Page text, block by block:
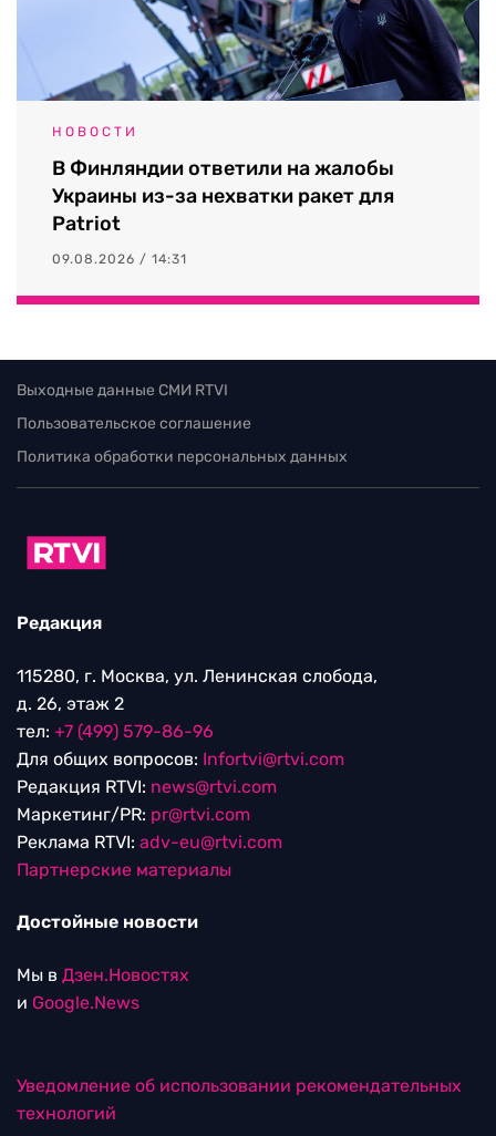
НОВОСТИ
В Финляндии ответили на жалобы
Украины из-за нехватки ракет для
Patriot
09.08.2026 / 14:31
Выходные данные СМИ RTVI
Пользовательское соглашение
Политика обработки персональных данных
Редакция
115280, г. Москва, ул. Ленинская слобода,
д. 26, этаж 2
тел: +7 (499) 579-86-96
Для общих вопросов: Infortvi@rtvi.com
Редакция RTVI: news@rtvi.com
Маркетинг/PR: pr@rtvi.com
Реклама RTVI: adv-eu@rtvi.com
Партнерские материалы
Достойные новости
Мы в Дзен.Новостях
и Google.News
Уведомление об использовании рекомендательных
технологий